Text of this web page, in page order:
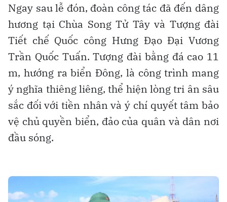
Ngay sau lễ đón, đoàn công tác đã đến dâng
hương tại Chùa Song Tử Tây và Tượng đài
Tiết chế Quốc công Hưng Đạo Đại Vương
Trần Quốc Tuấn. Tượng đài bằng đá cao 11
m, hướng ra biển Đông, là công trình mang
ý nghĩa thiêng liêng, thể hiện lòng tri ân sâu
sắc đối với tiền nhân và ý chí quyết tâm bảo
vệ chủ quyền biển, đảo của quân và dân nơi
đầu sóng.